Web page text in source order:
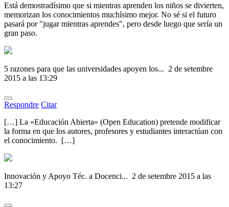
Está demostradísimo que si mientras aprenden los niños se divierten,
memorizan los conocimientos muchísimo mejor. No sé si el futuro
pasará por "jugar mientras aprendes", pero desde luego que sería un
gran paso.
5 razones para que las universidades apoyen los... 2 de setembre
2015 a las 13:29
Respondre Citar
[…] La «Educación Abierta» (Open Education) pretende modificar
la forma en que los autores, profesores y estudiantes interactúan con
el conocimiento. […]
Innovación y Apoyo Téc. a Docenci... 2 de setembre 2015 a las
13:27